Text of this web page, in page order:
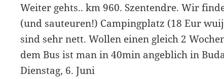
Weiter gehts.. km 960. Szentendre. Wir
(und sauteuren!) Campingplatz (18 Eur
sind sehr nett. Wollen einen gleich 2
dem Bus ist man in 40min angeblich in
Dienstag, 6. Juni